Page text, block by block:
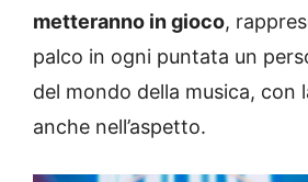
metteranno in gioco,
palco in ogni puntata un
del mondo della musica, con
anche nell’aspetto.